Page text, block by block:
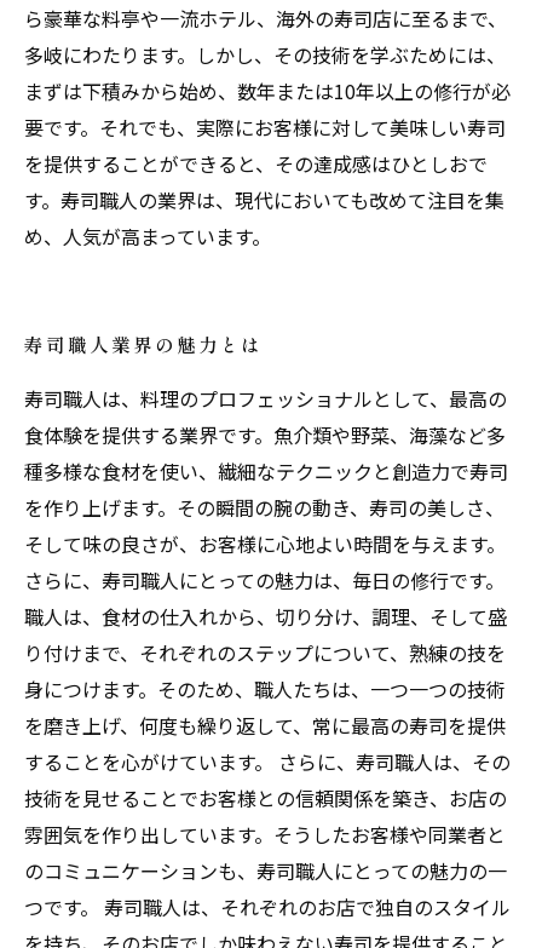
ら豪華な料亭や一流ホテル、海外の寿司店に至るまで、
多岐にわたります。しかし、その技術を学ぶためには、
まずは下積みから始め、数年または10年以上の修行が必
要です。それでも、実際にお客様に対して美味しい寿司
を提供することができると、その達成感はひとしおで
す。寿司職人の業界は、現代においても改めて注目を集
め、人気が高まっています。
寿司職人業界の魅力とは
寿司職人は、料理のプロフェッショナルとして、最高の
食体験を提供する業界です。魚介類や野菜、海藻など多
種多様な食材を使い、繊細なテクニックと創造力で寿司
を作り上げます。その瞬間の腕の動き、寿司の美しさ、
そして味の良さが、お客様に心地よい時間を与えます。
さらに、寿司職人にとっての魅力は、毎日の修行です。
職人は、食材の仕入れから、切り分け、調理、そして盛
り付けまで、それぞれのステップについて、熟練の技を
身につけます。そのため、職人たちは、一つ一つの技術
を磨き上げ、何度も繰り返して、常に最高の寿司を提供
することを心がけています。 さらに、寿司職人は、その
技術を見せることでお客様との信頼関係を築き、お店の
雰囲気を作り出しています。そうしたお客様や同業者と
のコミュニケーションも、寿司職人にとっての魅力の一
つです。 寿司職人は、それぞれのお店で独自のスタイル